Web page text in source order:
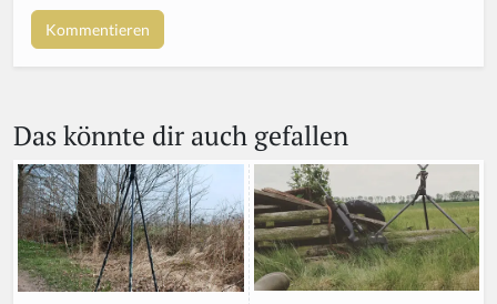
u
h
u
m
a
n,
ig
n
o
Das könnte dir auch gefallen